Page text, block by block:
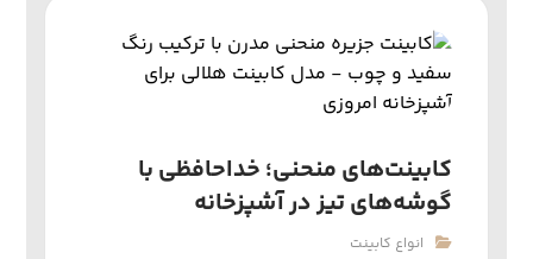
کابینت‌های منحنی؛ خداحافظی با
گوشه‌های تیز در آشپزخانه
انواع کابینت